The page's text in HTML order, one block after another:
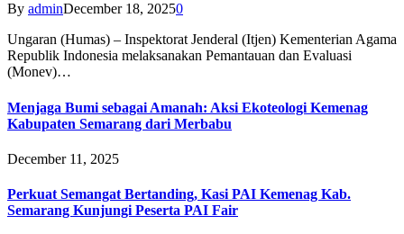
By adminDecember 18, 20250
Ungaran (Humas) – Inspektorat Jenderal (Itjen) Kementerian Agama
Republik Indonesia melaksanakan Pemantauan dan Evaluasi
(Monev)…
Menjaga Bumi sebagai Amanah: Aksi Ekoteologi Kemenag
Kabupaten Semarang dari Merbabu
December 11, 2025
Perkuat Semangat Bertanding, Kasi PAI Kemenag Kab.
Semarang Kunjungi Peserta PAI Fair